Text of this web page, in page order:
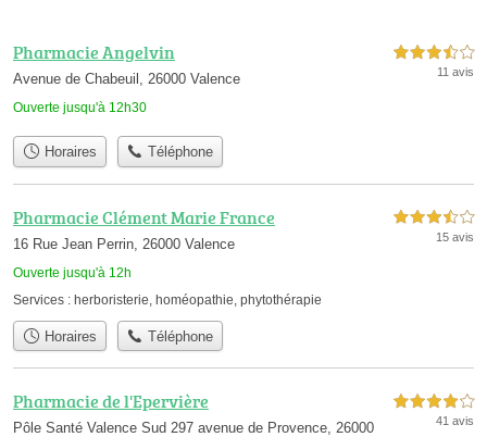
Pharmacie Angelvin
Avenue de Chabeuil, 26000 Valence
Ouverte jusqu'à 12h30
3,5 étoiles sur 5
11 avis
Horaires Téléphone
Pharmacie Clément Marie France
16 Rue Jean Perrin, 26000 Valence
Ouverte jusqu'à 12h
3,5 étoiles sur 5
15 avis
Services : herboristerie homéopathie phytothérapie
Horaires Téléphone
Pharmacie de l'Epervière
Pôle Santé Valence Sud 297 avenue de Provence, 26000
4,0 étoiles sur 5
41 avis